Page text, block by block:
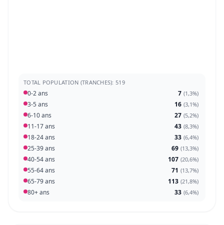
TOTAL POPULATION (TRANCHES): 519
0-2 ans 7 (1,3%)
3-5 ans 16 (3,1%)
6-10 ans 27 (5,2%)
11-17 ans 43 (8,3%)
18-24 ans 33 (6,4%)
25-39 ans 69 (13,3%)
40-54 ans 107 (20,6%)
55-64 ans 71 (13,7%)
65-79 ans 113 (21,8%)
80+ ans 33 (6,4%)